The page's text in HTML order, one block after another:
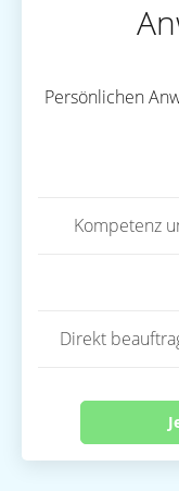
Persönlichen
Kompetenz
Direkt